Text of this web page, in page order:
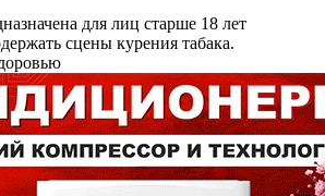
для лиц старше 18 лет
сцены курения табака.